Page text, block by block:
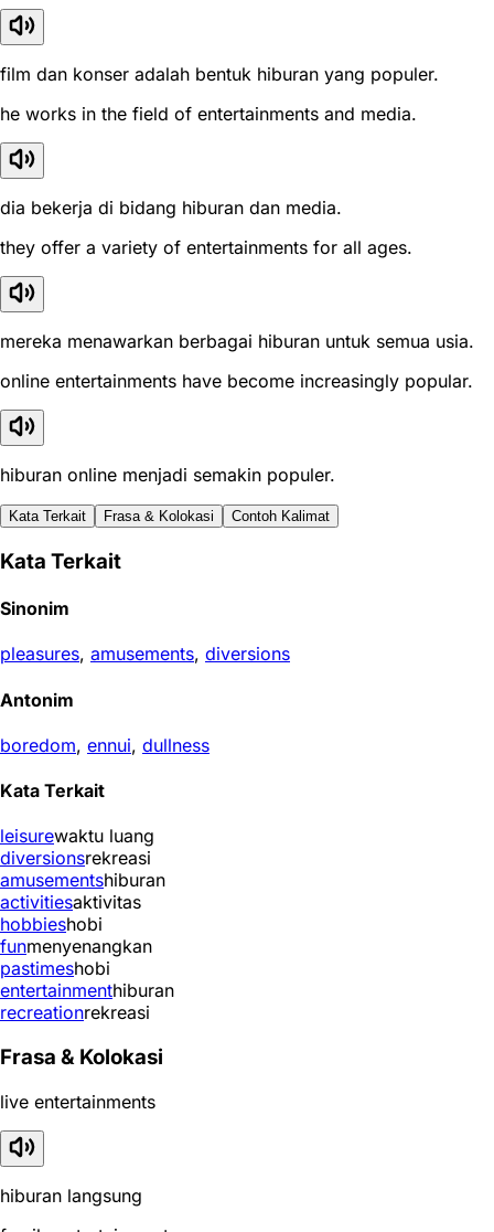
film dan konser adalah bentuk hiburan yang populer.
he works in the field of entertainments and media.
dia bekerja di bidang hiburan dan media.
they offer a variety of entertainments for all ages.
mereka menawarkan berbagai hiburan untuk semua usia.
online entertainments have become increasingly popular.
hiburan online menjadi semakin populer.
Kata Terkait Frasa & Kolokasi Contoh Kalimat
Kata Terkait
Sinonim
pleasures, amusements, diversions
Antonim
boredom, ennui, dullness
Kata Terkait
leisurewaktu luang
diversionsrekreasi
amusementshiburan
activitiesaktivitas
hobbieshobi
funmenyenangkan
pastimeshobi
entertainmenthiburan
recreationrekreasi
Frasa & Kolokasi
live entertainments
hiburan langsung